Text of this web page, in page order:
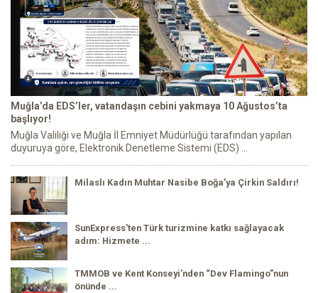
Muğla’da EDS’ler, vatandaşın cebini yakmaya 10 Ağustos’ta
başlıyor!
Muğla Valiliği ve Muğla İl Emniyet Müdürlüğü tarafından yapılan
duyuruya göre, Elektronik Denetleme Sistemi (EDS) ...
Milaslı Kadın Muhtar Nasibe Boğa’ya Çirkin Saldırı!
SunExpress'ten Türk turizmine katkı sağlayacak
adım: Hizmete ...
TMMOB ve Kent Konseyi’nden “Dev Flamingo”nun
önünde ...